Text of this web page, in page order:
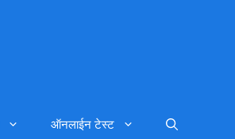
ऑनलाईन टेस्ट